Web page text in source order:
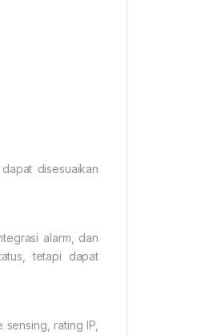
disesuaikan
alarm, dan
tetapi dapat
rating IP,